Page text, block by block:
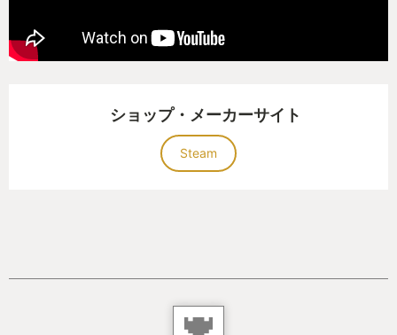
プレイヤー以外の残機も道中で変動し、時にプレイ
力を持ち、これまでのチャンバラ以上の駆け引きが
（ちなみにプレイヤーの特殊能力はVR特有の短距離
ショップ・メーカーサイト
Steam